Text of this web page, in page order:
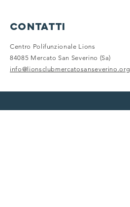
contatti
Centro Polifunzionale Lions
84085 Mercato San Severino (Sa)
info@lionsclubmercatosanseverino.org